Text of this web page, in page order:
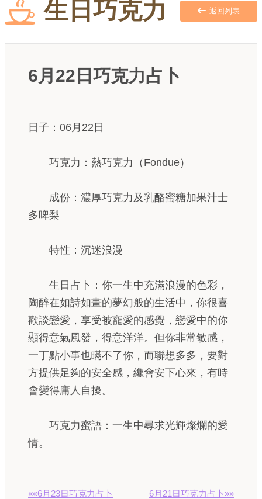
生日巧克力 返回列表
6月22日巧克力占卜
日子：06月22日
巧克力：熱巧克力（Fondue）
成份：濃厚巧克力及乳酪蜜糖加果汁士
多啤梨
特性：沉迷浪漫
生日占卜：你一生中充滿浪漫的色彩，
陶醉在如詩如畫的夢幻般的生活中，你很喜
歡談戀愛，享受被寵愛的感覺，戀愛中的你
顯得意氣風發，得意洋洋。但你非常敏感，
一丁點小事也瞞不了你，而聯想多多，要對
方提供足夠的安全感，纔會安下心來，有時
會變得庸人自擾。
巧克力蜜語：一生中尋求光輝燦爛的愛
情。
««6月23日巧克力占卜 6月21日巧克力占卜»»